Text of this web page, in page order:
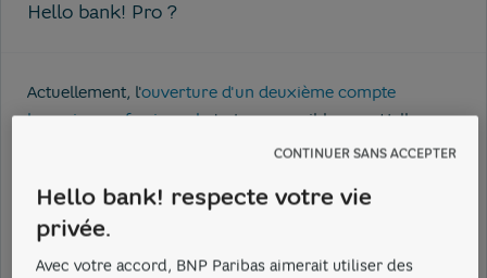
Hello bank! Pro ?
Actuellement, l'ouverture d'un deuxième compte
bancaire professionneln'est pas possible avec Hello
Hello bank! respecte votre vie
privée.
Avec votre accord, BNP Paribas aimerait utiliser des
CONTINUER SANS ACCEPTER